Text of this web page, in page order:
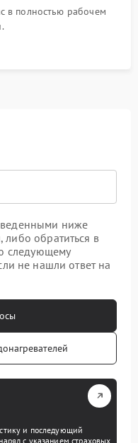
в полностью рабочем
ниже
обратиться в
следующему
не нашли ответ на
и последующий
с указанием страховых